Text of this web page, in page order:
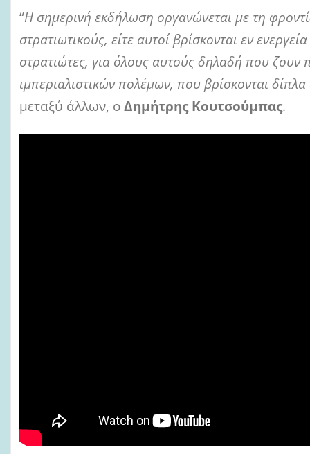
“Η σημερινή εκδήλωση οργανώνεται με τη
στρατιωτικούς, είτε αυτοί βρίσκονται εν
στρατιώτες, για όλους αυτούς δηλαδή που ζουν
ιμπεριαλιστικών πολέμων, που βρίσκονται
μεταξύ άλλων, οΔημήτρης Κουτσούμπας.